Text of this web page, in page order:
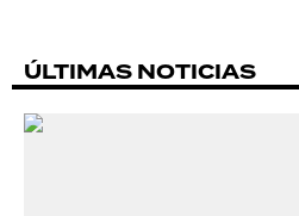
ÚLTIMAS NOTICIAS